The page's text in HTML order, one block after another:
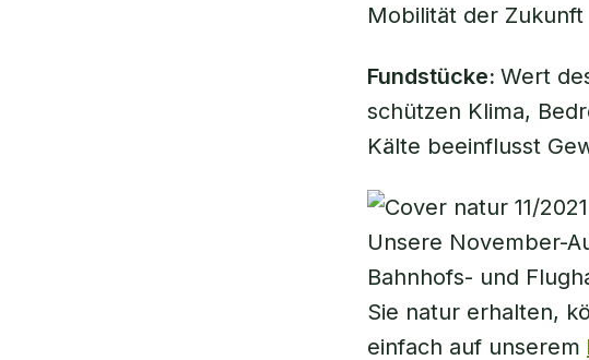
Mobilität der Zukunft
Fundstücke: Wert
schützen Klima,
Kälte beeinflusst
Unsere November-
Bahnhofs- und
Sie natur erhalten,
einfach auf unserem